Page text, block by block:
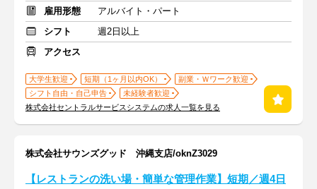
雇用形態
アルバイト・パート
シフト
週2日以上
アクセス
大学生歓迎 短期（1ヶ月以内OK）
副業・Ｗワーク歓迎
シフト自由・自己申告
未経験者歓迎
株式会社セントラルサービスシステムの求人一覧を見る
株式会社サウンズグッド 沖縄支店/oknZ3029
【レストランの洗い場・簡単な管理作業】短期／週4日